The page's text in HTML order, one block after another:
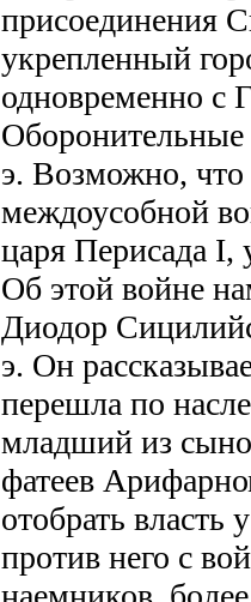
присоединения
укрепленный
одновременно с
э. Возможно, что
междоусобной
царя Перисада I,
Об этой войне
Диодор
э. Он
перешла по
младший из
фатеев
отобрать власть
против него с